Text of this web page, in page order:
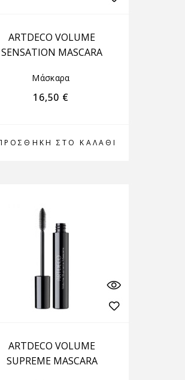
ΣΤΟ ΚΑΛΆΘΙ
ARTDECO VOLUME
SENSATION MASCARA
Μάσκαρα
16,50 €
ARTDECO VOLUME
SUPREME MASCARA